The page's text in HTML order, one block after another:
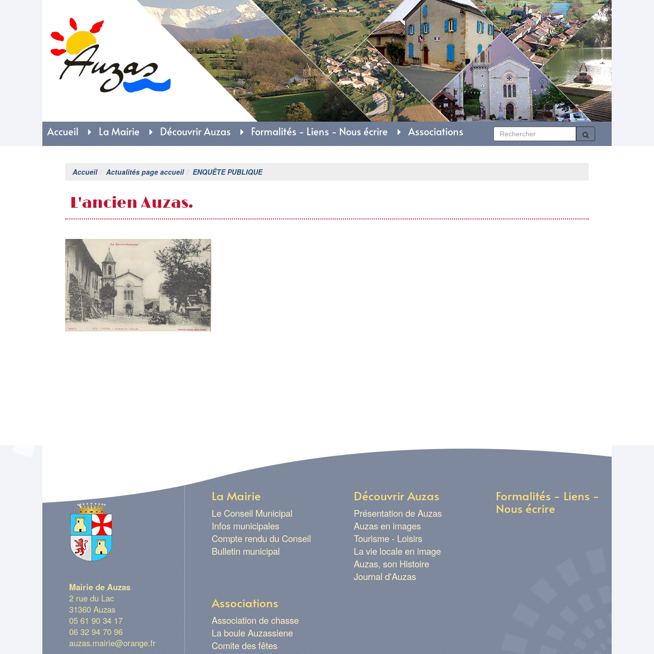
Mairie d'Auzas
Accueil La Mairie Découvrir Auzas Formalités - Liens - Nous écrire Associations
Accueil Actualités page accueil ENQUÊTE PUBLIQUE
L'ancien Auzas.
Mairie de Auzas
2 rue du Lac
31360 Auzas
05 61 90 34 17
06 32 94 70 96
auzas.mairie@orange.fr
La Mairie
Le Conseil Municipal
Infos municipales
Compte rendu du Conseil
Bulletin municipal
Découvrir Auzas
Présentation de Auzas
Auzas en images
Tourisme - Loisirs
La vie locale en image
Auzas, son Histoire
Journal d'Auzas
Formalités - Liens -
Nous écrire
Associations
Association de chasse
La boule Auzassiene
Comite des fêtes